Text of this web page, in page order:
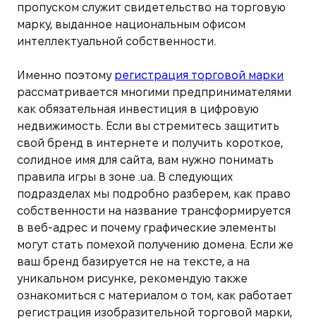
пропуском служит свидетельство на торговую
марку, выданное национальным офисом
интеллектуальной собственности.
Именно поэтому регистрация торговой марки
рассматривается многими предпринимателями
как обязательная инвестиция в цифровую
недвижимость. Если вы стремитесь защитить
свой бренд в интернете и получить короткое,
солидное имя для сайта, вам нужно понимать
правила игры в зоне .ua. В следующих
подразделах мы подробно разберем, как право
собственности на название трансформируется
в веб-адрес и почему графические элементы
могут стать помехой получению домена. Если же
ваш бренд базируется не на тексте, а на
уникальном рисунке, рекомендую также
ознакомиться с материалом о том, как работает
регистрация изобразительной торговой марки,